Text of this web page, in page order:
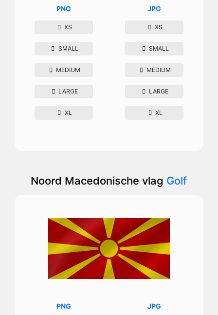
PNG
XS
SMALL
MEDIUM
LARGE
XL
JPG
XS
SMALL
MEDIUM
LARGE
XL
Noord Macedonische vlag Golf
PNG JPG